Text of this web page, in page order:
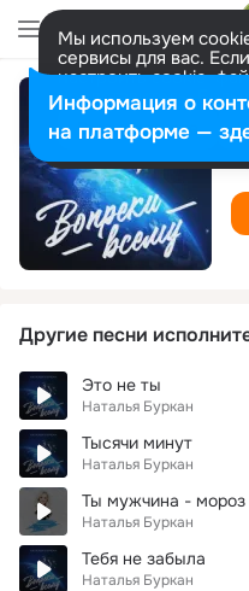
Мы используем
сервисы для вас.
настроить cookie-
представитель.
Разрешить все
Другие песни
Это не ты
Наталья Буркан
Тысячи минут
Наталья Буркан
Ты мужчина - мороз
Наталья Буркан
Тебя не забыла
Наталья Буркан
Информация о
на платформе —